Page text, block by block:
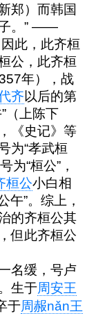
郑）而韩国
子。” ——
此，此齐桓
公，此齐桓
年），战
齐以后的第
（上陈下
《史记》等
为“孝武桓
为“桓公”，
桓公小白相
午”。综上，
的齐桓公其
但此齐桓公
名缓，号卢
生于周安王
于周赧nǎn王